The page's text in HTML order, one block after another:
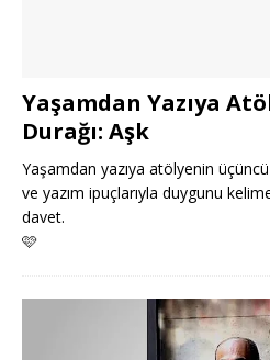
Yaşamdan Yazıya
Durağı: Aşk
Yaşamdan yazıya atölyenin
ve yazım ipuçlarıyla duygunu
davet.
🩷